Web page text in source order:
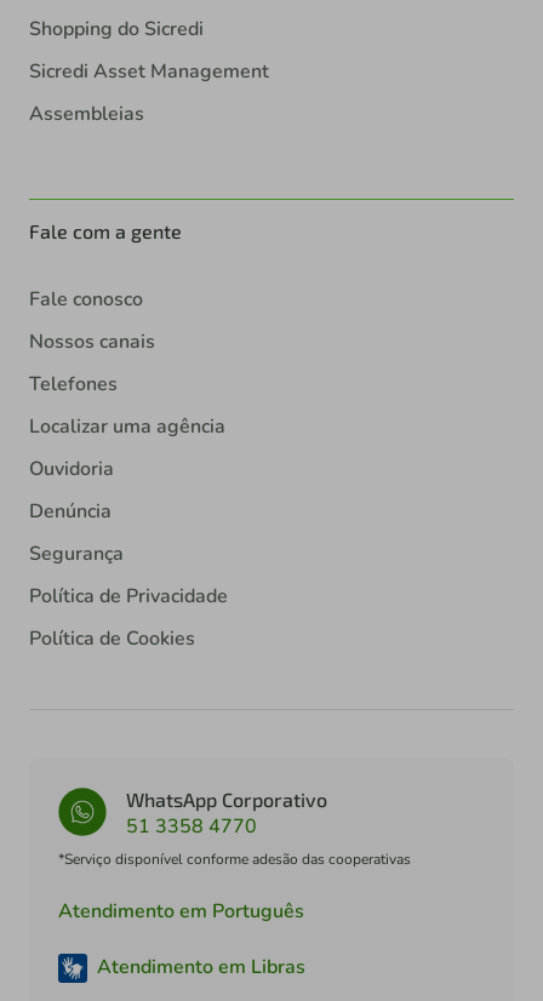
Shopping do Sicredi
Sicredi Asset Management
Assembleias
Fale com a gente
Fale conosco
Nossos canais
Telefones
Localizar uma agência
Ouvidoria
Denúncia
Segurança
Política de Privacidade
Política de Cookies
WhatsApp Corporativo
51 3358 4770
*Serviço disponível conforme adesão das cooperativas
Atendimento em Português
Atendimento em Libras